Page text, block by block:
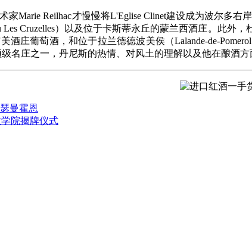
Marie Reilhac才慢慢将L'Eglise Clinet建设成为波尔多
Les Cruzelles）以及位于卡斯蒂永丘的蒙兰西酒庄。此外
酒庄葡萄酒，和位于拉兰德德波美侯（Lalande-de-
名庄之一，丹尼斯的热情、对风土的理解以及他在酿酒方
曼霍恩
院揭牌仪式